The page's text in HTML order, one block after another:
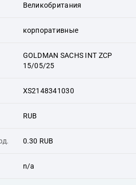
Великобритания
корпоративные
GOLDMAN SACHS INT ZCP
15/05/25
XS2148341030
RUB
0.30 RUB
n/a